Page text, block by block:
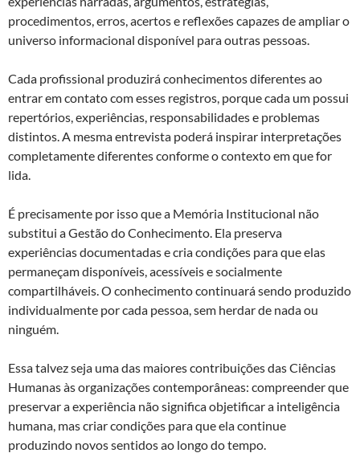
procedimentos, erros, acertos e reflexões capazes de ampliar o
universo informacional disponível para outras pessoas.
Cada profissional produzirá conhecimentos diferentes ao
entrar em contato com esses registros, porque cada um possui
repertórios, experiências, responsabilidades e problemas
distintos. A mesma entrevista poderá inspirar interpretações
completamente diferentes conforme o contexto em que for
lida.
É precisamente por isso que a Memória Institucional não
substitui a Gestão do Conhecimento. Ela preserva
experiências documentadas e cria condições para que elas
permaneçam disponíveis, acessíveis e socialmente
compartilháveis. O conhecimento continuará sendo produzido
individualmente por cada pessoa, sem herdar de nada ou
ninguém.
Essa talvez seja uma das maiores contribuições das Ciências
Humanas às organizações contemporâneas: compreender que
preservar a experiência não significa objetificar a inteligência
humana, mas criar condições para que ela continue
produzindo novos sentidos ao longo do tempo.